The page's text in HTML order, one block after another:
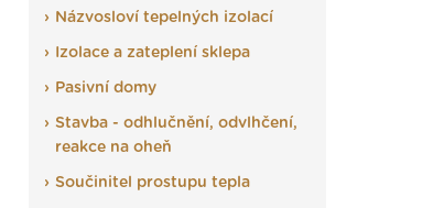
Názvosloví tepelných izolací
Izolace a zateplení sklepa
Pasivní domy
Stavba - odhlučnění, odvlhčení,
reakce na oheň
Součinitel prostupu tepla